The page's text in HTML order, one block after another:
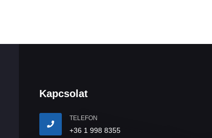
Kapcsolat
TELEFON
+36 1 998 8355